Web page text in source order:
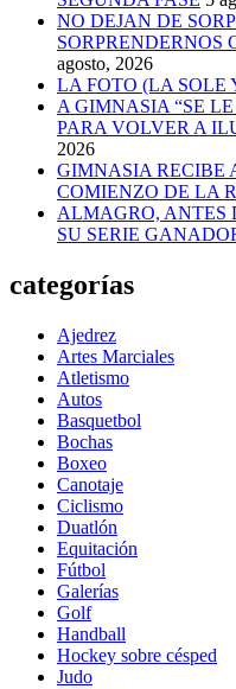
NO DEJAN DE
SORPRENDERNOS
agosto, 2026
LA FOTO (LA SOLE
A GIMNASIA “SE
PARA VOLVER A
2026
GIMNASIA RECIBE
COMIENZO DE LA
ALMAGRO, ANTES
SU SERIE
categorías
Ajedrez
Artes Marciales
Atletismo
Autos
Basquetbol
Bochas
Boxeo
Canotaje
Ciclismo
Duatlón
Equitación
Fútbol
Galerías
Golf
Handball
Hockey sobre césped
Judo